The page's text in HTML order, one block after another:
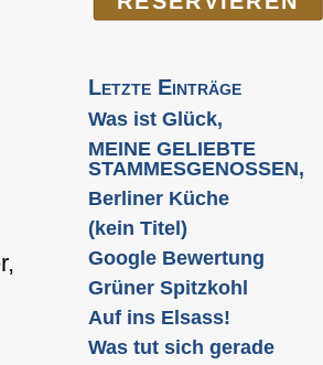
Letzte Einträge
Was ist Glück,
MEINE GELIEBTE
STAMMESGENOSSEN,
Berliner Küche
(kein Titel)
Google Bewertung
Grüner Spitzkohl
Auf ins Elsass!
Was tut sich gerade